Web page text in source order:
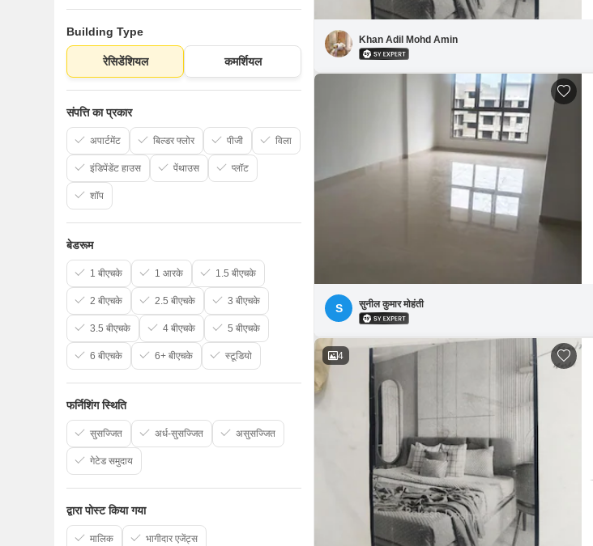
Khan Adil Mohd Amin
S सुनील कुमार मोहंती
4
Building Type
रेसिडेंशियल कमर्शियल
संपत्ति का प्रकार
अपार्टमेंट बिल्डर फ्लोर पीजी विला
इंडिपेंडेंट हाउस पेंथाउस प्लॉट
शॉप
बेडरूम
1 बीएचके 1 आरके 1.5 बीएचके
2 बीएचके 2.5 बीएचके 3 बीएचके
3.5 बीएचके 4 बीएचके 5 बीएचके
6 बीएचके 6+ बीएचके स्टूडियो
फर्निशिंग स्थिति
सुसज्जित अर्ध-सुसज्जित असुसज्जित
गेटेड समुदाय
द्वारा पोस्ट किया गया
मालिक भागीदार एजेंट्स